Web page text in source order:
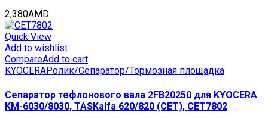
2,380AMD
Quick View
Add to wishlist
CompareAdd to cart
KYOCERAРолик/Сепаратор/Тормозная площадка
Сепаратор тефлонового вала 2FB20250 для KYOCERA
KM-6030/8030, TASKalfa 620/820 (CET), CET7802